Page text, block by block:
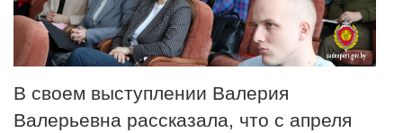
В своем выступлении Валерия
Валерьевна рассказала, что с апреля